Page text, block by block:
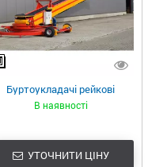
Буртоукладачі рейкові
В наявності
УТОЧНИТИ ЦІНУ